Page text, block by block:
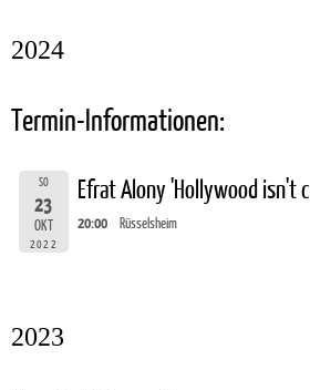
2024
Termin-Informationen:
SO
23
OKT
2022
Efrat Alony 'Hollywood isn't
20:00 Rüsselsheim
2023